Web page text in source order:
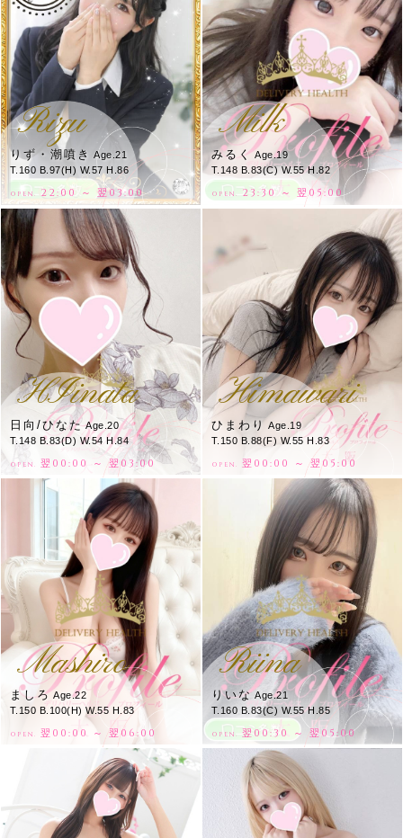
Rizu
りず・潮噴き
Age.21
T.160 B.97(H) W.57 H.86
OPEN. 22:00 ～ 翌03:00
Milk
みるくAge.19
T.148 B.83(C) W.55 H.82
OPEN. 23:30 ～ 翌05:00
HIinata
日向/ひなたAge.20
T.148 B.83(D) W.54 H.84
OPEN. 翌00:00 ～ 翌03:00
Himawari
ひまわり Age.19
T.150 B.88(F) W.55 H.83
OPEN. 翌00:00 ～ 翌05:00
Mashiro
ましろAge.22
T.150 B.100(H) W.55 H.83
OPEN. 翌00:00 ～ 翌06:00
Riina
りいなAge.21
T.160 B.83(C) W.55 H.85
OPEN. 翌00:30 ～ 翌05:00